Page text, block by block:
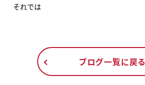
それでは
ブログ一覧に戻る